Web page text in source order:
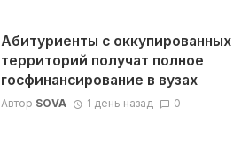
Абитуриенты с оккупированных
территорий получат полное
госфинансирование в вузах
Автор SOVA 1 день назад 0